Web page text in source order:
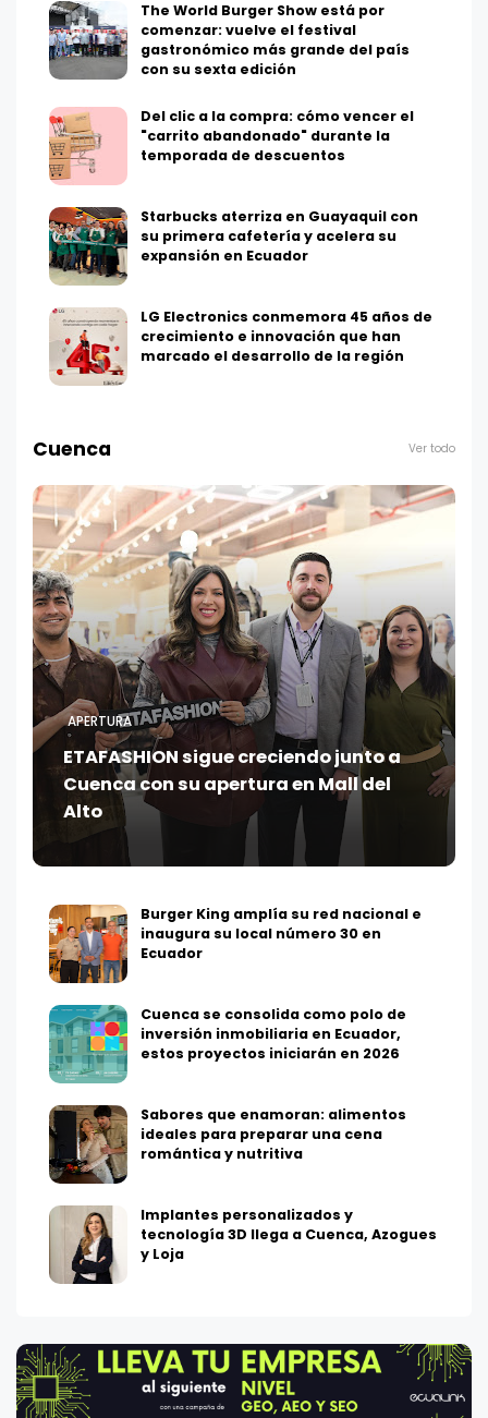
The World Burger Show está por
comenzar: vuelve el festival
gastronómico más grande del país
con su sexta edición
Del clic a la compra: cómo vencer el
"carrito abandonado" durante la
temporada de descuentos
Starbucks aterriza en Guayaquil con
su primera cafetería y acelera su
expansión en Ecuador
LG Electronics conmemora 45 años de
crecimiento e innovación que han
marcado el desarrollo de la región
Cuenca Ver todo
APERTURA
ETAFASHION sigue creciendo junto a
Cuenca con su apertura en Mall del
Alto
Burger King amplía su red nacional e
inaugura su local número 30 en
Ecuador
Cuenca se consolida como polo de
inversión inmobiliaria en Ecuador,
estos proyectos iniciarán en 2026
Sabores que enamoran: alimentos
ideales para preparar una cena
romántica y nutritiva
Implantes personalizados y
tecnología 3D llega a Cuenca, Azogues
y Loja